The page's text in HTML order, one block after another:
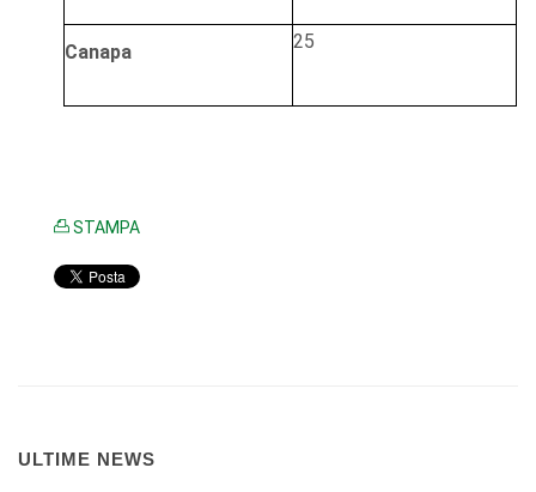
Canapa 25
STAMPA
ULTIME NEWS